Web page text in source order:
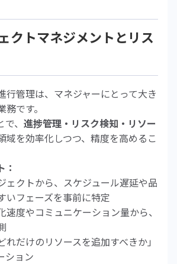
クトマネジメントとリス
行管理は、マネジャーにとって大き
です。
、 進捗管理・リスク検知・リソー
域を効率化しつつ、精度を高めるこ
ェクトから、スケジュール遅延や品
いフェーズを事前に特定
速度やコミュニケーション量から、
れだけのリソースを追加すべきか」
ション